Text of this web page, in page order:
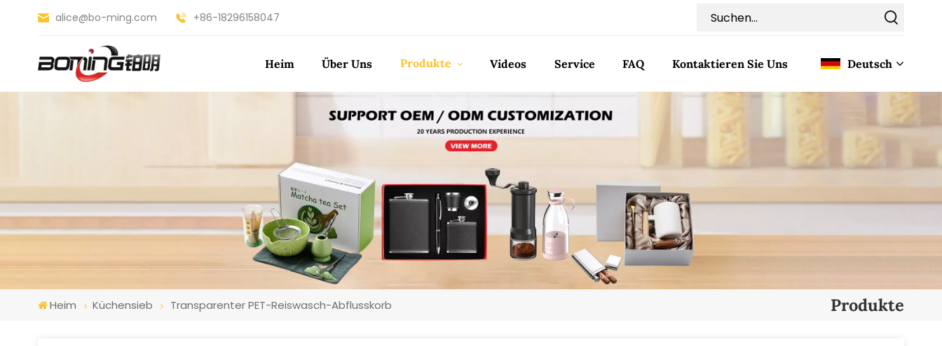
alice@bo-ming.com +86-18296158047
Heim Über Uns Produkte Videos Service FAQ Kontaktieren Sie Uns Deutsch
English
Français
Español
Heim Küchensieb Transparenter PET-Reiswasch-Abflusskorb Produkte